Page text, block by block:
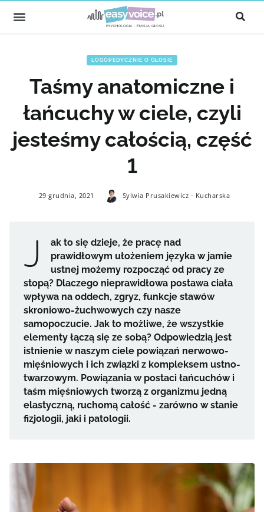
LOGOPEDYCZNIE O GŁOSIE
Taśmy anatomiczne i
łańcuchy w ciele, czyli
jesteśmy całością, część
1
29 grudnia, 2021 Sylwia Prusakiewicz - Kucharska
J
ak to się dzieje, że pracę nad
prawidłowym ułożeniem języka w jamie
ustnej możemy rozpocząć od pracy ze
stopą? Dlaczego nieprawidłowa postawa ciała
wpływa na oddech, zgryz, funkcje stawów
skroniowo-żuchwowych czy nasze
samopoczucie. Jak to możliwe, że wszystkie
elementy łączą się ze sobą? Odpowiedzią jest
istnienie w naszym ciele powiązań nerwowo-
mięśniowych i ich związki z kompleksem ustno-
twarzowym. Powiązania w postaci łańcuchów i
taśm mięśniowych tworzą z organizmu jedną
elastyczną, ruchomą całość - zarówno w stanie
fizjologii, jaki i patologii.